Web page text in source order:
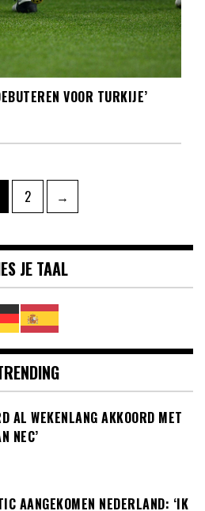
VOOR TURKIJE’
Pagina
2 →
JE TAAL
AL WEKENLANG AKKOORD MET
NEC’
AANGEKOMEN NEDERLAND: ‘IK